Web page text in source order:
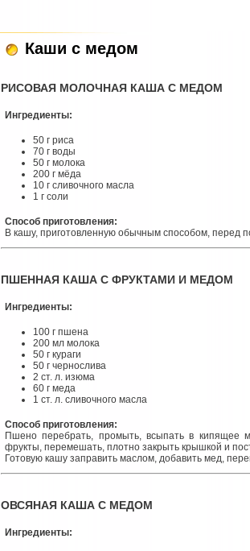
Каши с медом
РИСОВАЯ МОЛОЧНАЯ КАША С МЕДОМ
Ингредиенты:
50 г риса
70 г воды
50 г молока
200 г мёда
10 г сливочного масла
1 г соли
Способ приготовления:
В кашу, приготовленную обычным способом, перед
ПШЕННАЯ КАША С ФРУКТАМИ И МЕДОМ
Ингредиенты:
100 г пшена
200 мл молока
50 г кураги
50 г чернослива
2 ст. л. изюма
60 г меда
1 ст. л. сливочного масла
Способ приготовления:
Пшено перебрать, промыть, всыпать в кипящее
фрукты, перемешать, плотно закрыть крышкой и
Готовую кашу заправить маслом, добавить мед,
ОВСЯНАЯ КАША С МЕДОМ
Ингредиенты: